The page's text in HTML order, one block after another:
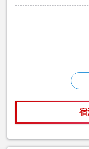
様へ※ 掲載の住所（熊谷
合は 熊谷市三ヶ尻5467
宿